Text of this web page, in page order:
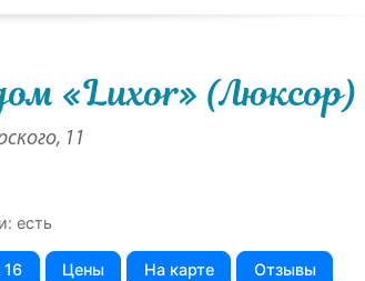
«Luxor» (Люксор)
11
есть
Цены На карте
Отзывы